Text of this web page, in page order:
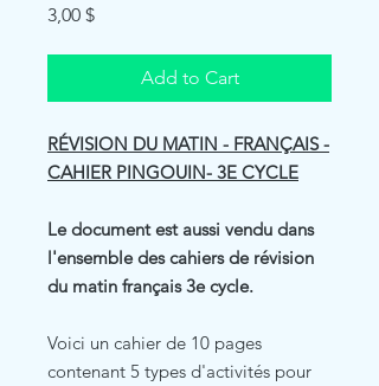
3,00 $Price
Add to Cart
RÉVISION DU MATIN - FRANÇAIS -
CAHIER PINGOUIN- 3E CYCLE
Le document est aussi vendu dans
l'ensemble des cahiers de révision
du matin français 3e cycle.
Voici un cahier de 10 pages
contenant 5 types d'activités pour